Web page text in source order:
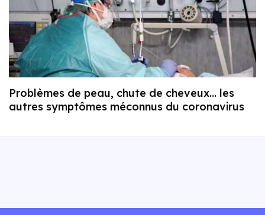
Problèmes de peau, chute de cheveux… les
autres symptômes méconnus du coronavirus